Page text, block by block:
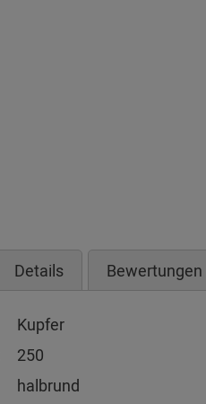
Details Bewertungen
Kupfer
250
halbrund